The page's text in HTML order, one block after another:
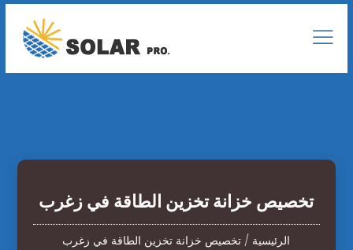
تخصيص خزانة تخزين الطاقة في زغرب
الرئيسية / تخصيص خزانة تخزين الطاقة في زغرب